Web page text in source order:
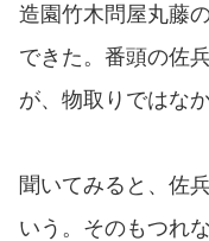
造園竹木問屋丸藤
できた。番頭の佐
が、物取りではなか
聞いてみると、佐
いう。そのもつれ